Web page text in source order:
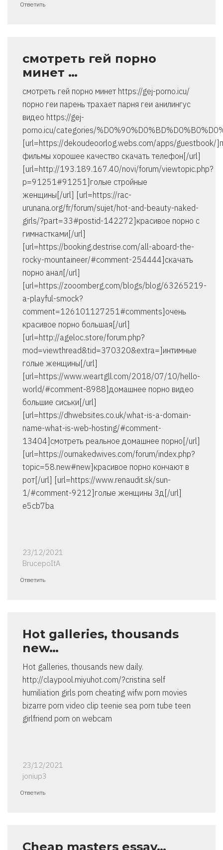
Ответить
смотреть гей порно
минет …
смотреть гей порно минет https://gej-porno.icu/
порно геи парень трахает парня геи анилингус
видео https://gej-
porno.icu/categories/
[url=https://dekoudeoorlog.webs.com/apps/guestbook/
фильмы хорошее качество скачать телефон[/url]
[url=http://193.189.167.40/novi/forum/viewtopic.php?
p=91251#91251]голые стройные
женщины[/url] [url=https://rac-
urunana.org/fr/forum/sujet/hot-and-beauty-naked-
girls/?part=33#postid-142272]красивое порно с
гимнастками[/url]
[url=https://booking.destrise.com/all-aboard-the-
rocky-mountaineer/#comment-254444]скачать
порно анал[/url]
[url=https://zooomberg.com/blogs/blog/63265219-
a-playful-smock?
comment=126101127251#comments]очень
красивое порно большая[/url]
[url=http://ageloc.store/forum.php?
mod=viewthread&tid=370320&extra=]интимные
голые женщины[/url]
[url=https://www.weartgll.com/2018/07/10/hello-
world/#comment-8988]домашнее порно видео
большие сиськи[/url]
[url=https://dhwebsites.co.uk/what-is-a-domain-
name-what-is-web-hosting/#comment-
13404]смотреть реальное домашнее порно[/url]
[url=https://ournakedwives.com/forum/index.php?
topic=58.new#new]красивое порно кончают в
рот[/url] [url=https://www.renaudit.sk/sun-
1/#comment-9212]голые женщины 3д[/url]
e5cb7ba
23/12/2021
BrucepoItA
Ответить
Hot galleries, thousands
new…
Hot galleries, thousands new daily.
http://claypool.miyuhot.com/?cristina self
humiliation girls porn cheating wifw porn movies
bizarre porn video clip teenie sea porn tube teen
girlfriend porn on webcam
23/12/2021
joniup3
Ответить
Cheap masters essay…